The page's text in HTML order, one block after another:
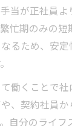
当が正社員
忙期のみの
るため、安
働くことで
、契約社員
自分のライフ